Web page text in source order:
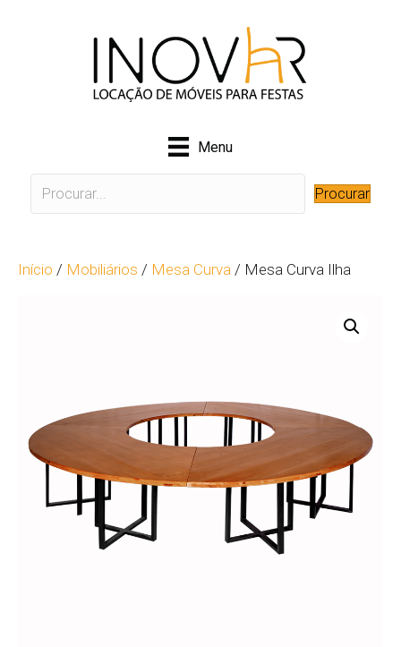
Menu
Procurar
Início / Mobiliários / Mesa Curva / Mesa Curva Ilha